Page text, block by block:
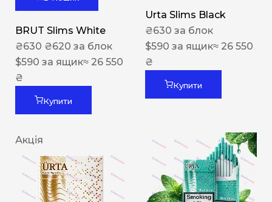
BRUT Slims White
₴630 ₴620 за блок
$590 за ящик≈ 26 550
₴
Купити
Urta Slims Black
₴630 за блок
$590 за ящик≈ 26 550
₴
Купити
Акція